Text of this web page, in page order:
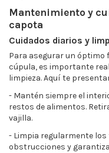
Mantenimiento y
capota
Cuidados diarios y
Para asegurar un óptimo
cúpula, es importante
limpieza. Aquí te
- Mantén siempre el
restos de alimentos.
vajilla.
- Limpia regularmente
obstrucciones y